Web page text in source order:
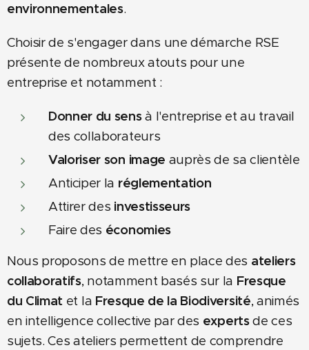
environnementales.
Choisir de s'engager dans une démarche RSE
présente de nombreux atouts pour une
entreprise et notamment :
Donner du sensà l'entreprise et au travail
des collaborateurs
Valoriser son image auprès de sa clientèle
Anticiper la réglementation
Attirer des investisseurs
Faire des économies
Nous proposons de mettre en place des ateliers
collaboratifs, notamment basés sur la Fresque
du Climat et la Fresque de la Biodiversité, animés
en intelligence collective par des expertsde ces
sujets. Ces ateliers permettent de comprendre